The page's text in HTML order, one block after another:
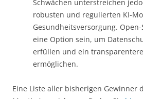
Schwächen unterstreichen
robusten und regulierten KI-
Gesundheitsversorgung.
eine Option sein, um
erfüllen und ein
ermöglichen.
Eine Liste aller bisherigen Gewinner